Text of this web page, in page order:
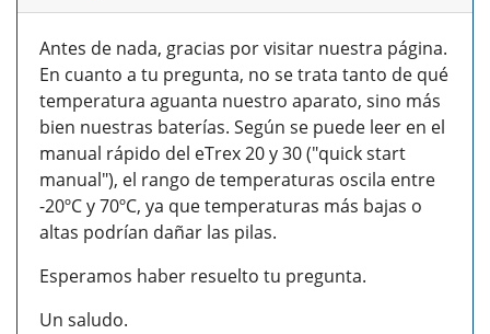
Antes de nada, gracias por visitar nuestra página.
En cuanto a tu pregunta, no se trata tanto de qué
temperatura aguanta nuestro aparato, sino más
bien nuestras baterías. Según se puede leer en el
manual rápido del eTrex 20 y 30 ("quick start
manual"), el rango de temperaturas oscila entre
-20ºC y 70ºC, ya que temperaturas más bajas o
altas podrían dañar las pilas.
Esperamos haber resuelto tu pregunta.
Un saludo.